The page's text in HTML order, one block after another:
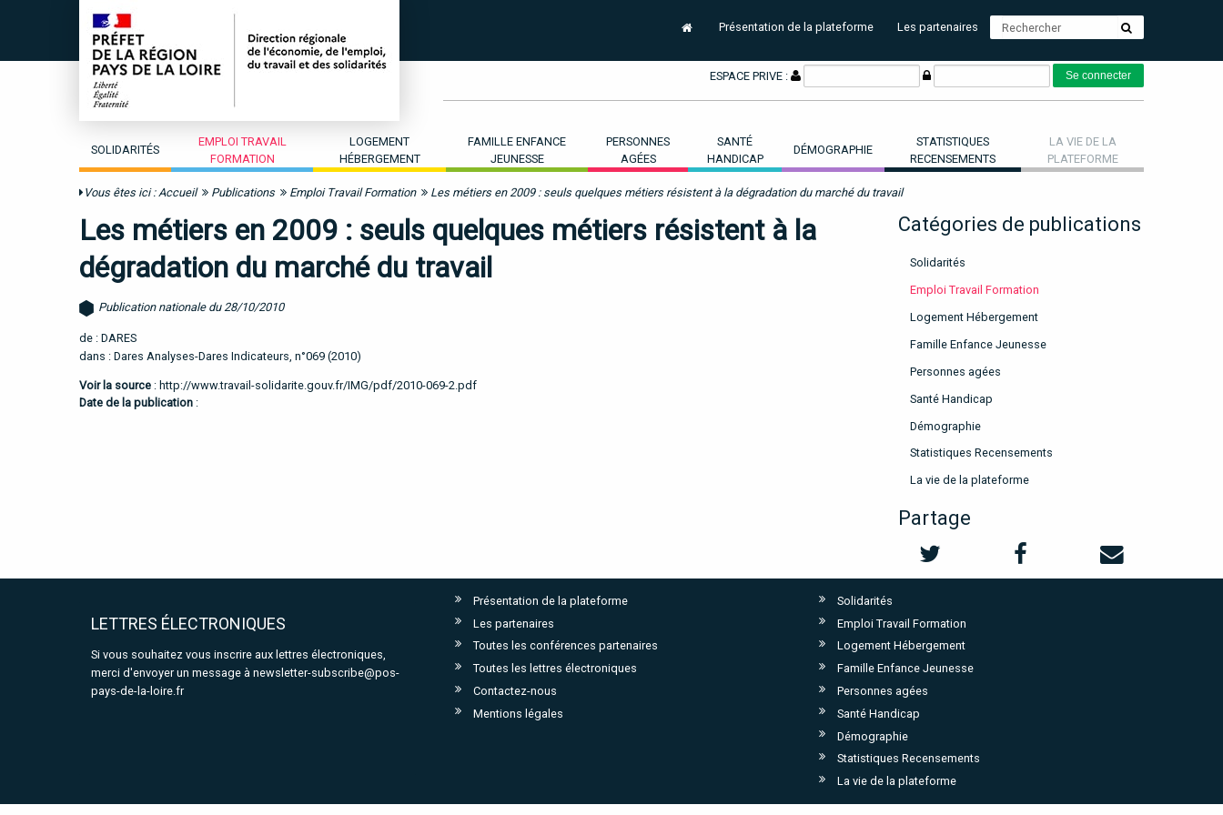
Présentation de la plateforme Les partenaires
ESPACE PRIVE :
SOLIDARITÉS
EMPLOI TRAVAIL
FORMATION
LOGEMENT
HÉBERGEMENT
FAMILLE ENFANCE
JEUNESSE
PERSONNES
AGÉES
SANTÉ
HANDICAP
DÉMOGRAPHIE
STATISTIQUES
RECENSEMENTS
LA VIE DE LA
PLATEFORME
Vous êtes ici : Accueil Publications Emploi Travail Formation Les métiers en 2009 : seuls quelques métiers résistent à la dégradation du marché du travail
Les métiers en 2009 : seuls quelques métiers résistent à la
dégradation du marché du travail
Publication nationale du 28/10/2010
de : DARES
dans : Dares Analyses-Dares Indicateurs, n°069 (2010)
Voir la source : http://www.travail-solidarite.gouv.fr/IMG/pdf/2010-069-2.pdf
Date de la publication :
Catégories de publications
Solidarités
Emploi Travail Formation
Logement Hébergement
Famille Enfance Jeunesse
Personnes agées
Santé Handicap
Démographie
Statistiques Recensements
La vie de la plateforme
Partage
LETTRES ÉLECTRONIQUES
Si vous souhaitez vous inscrire aux lettres électroniques,
merci d'envoyer un message à newsletter-subscribe@pos-
pays-de-la-loire.fr
Présentation de la plateforme
Les partenaires
Toutes les conférences partenaires
Toutes les lettres électroniques
Contactez-nous
Mentions légales
Solidarités
Emploi Travail Formation
Logement Hébergement
Famille Enfance Jeunesse
Personnes agées
Santé Handicap
Démographie
Statistiques Recensements
La vie de la plateforme